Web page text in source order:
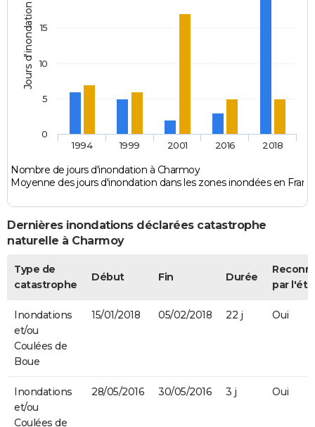
Jours d'inondation
Nombre de jours d'inondation à Charmoy
Moyenne des jours d'inondation dans les zones inondées en
1994 1999 2001 2016 2018
0
5
10
15
Dernières inondations déclarées catastrophe
naturelle à Charmoy
Type de
catastrophe
Début Fin Durée
par
Inondations
et/ou
Coulées de
Boue
15/01/2018 05/02/2018 22 j Oui
Inondations
et/ou
Coulées de
28/05/2016 30/05/2016 3 j Oui